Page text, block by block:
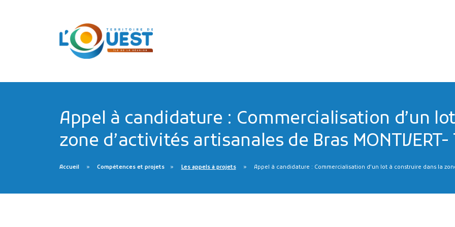
Appel à candidature : Commercialisation d’un
zone d’activités artisanales de Bras
Accueil Compétences et projets Les appels à projets Appel à candidature : Commercialisation d’un lot à construire dans la